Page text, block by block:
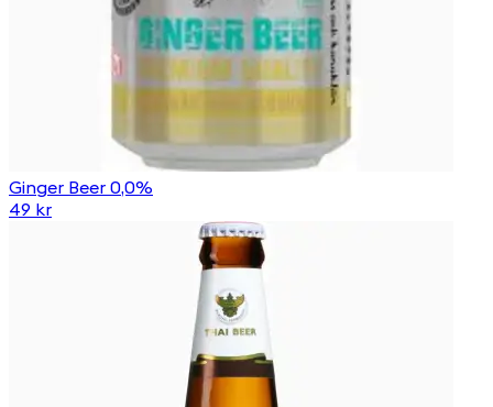
Ginger Beer 0,0%
49 kr